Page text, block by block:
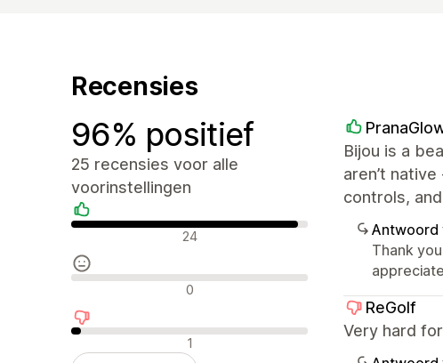
Recensies
96% positief
25 recensies voor alle
voorinstellingen
Positieve recensies
24
Neutrale recensies0
Negatieve recensies
1
Bijou is a
aren’t
controls,
Antwoord
Thank
ReGolf
Very hard